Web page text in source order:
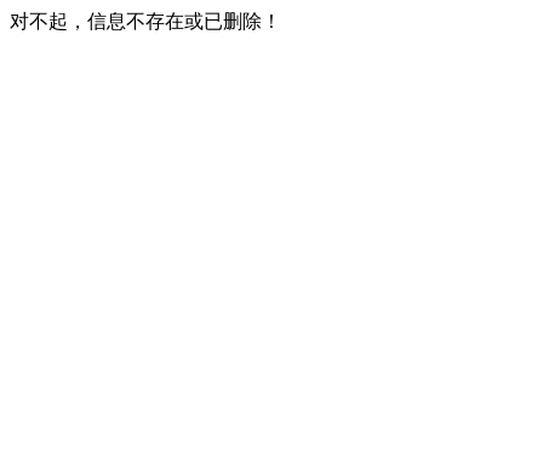
对不起，信息不存在或已删除！